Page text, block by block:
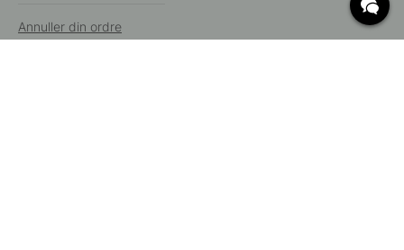
Annuller din ordre